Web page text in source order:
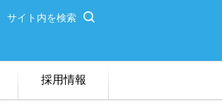
サイト内を検索
採用情報